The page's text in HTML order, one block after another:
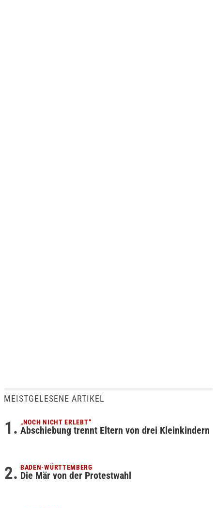
MEISTGELESENE ARTIKEL
„NOCH NICHT ERLEBT“
Abschiebung trennt Eltern von drei Kleinkindern
BADEN-WÜRTTEMBERG
Die Mär von der Protestwahl